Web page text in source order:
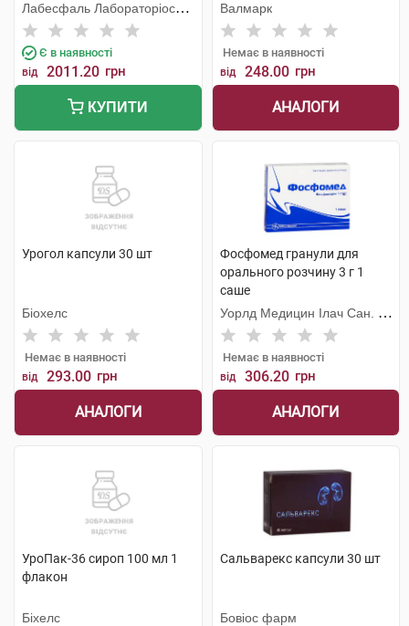
Лабесфаль Лабораторіос
Алміро
Є в наявності
від 2011.20 грн
КУПИТИ
Валмарк
Немає в наявності
від 248.00 грн
АНАЛОГИ
Урогол капсули 30 шт
Біохелс
Немає в наявності
від 293.00 грн
АНАЛОГИ
Фосфомед гранули для
орального розчину 3 г 1
саше
Уорлд Медицин Ілач Сан. Ве
Тідж
Немає в наявності
від 306.20 грн
АНАЛОГИ
УроПак-36 сироп 100 мл 1
флакон
Біхелс
Сальварекс капсули 30 шт
Бовіос фарм